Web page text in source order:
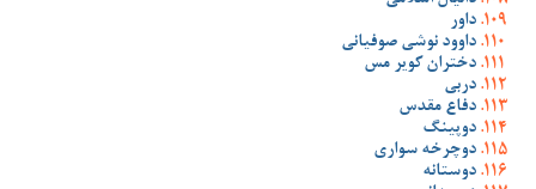
داور
داوود نوشی صوفیانی
دختران کویر مس
دربی
دفاع مقدس
دوپینگ
دوچرخه سواری
دوستانه